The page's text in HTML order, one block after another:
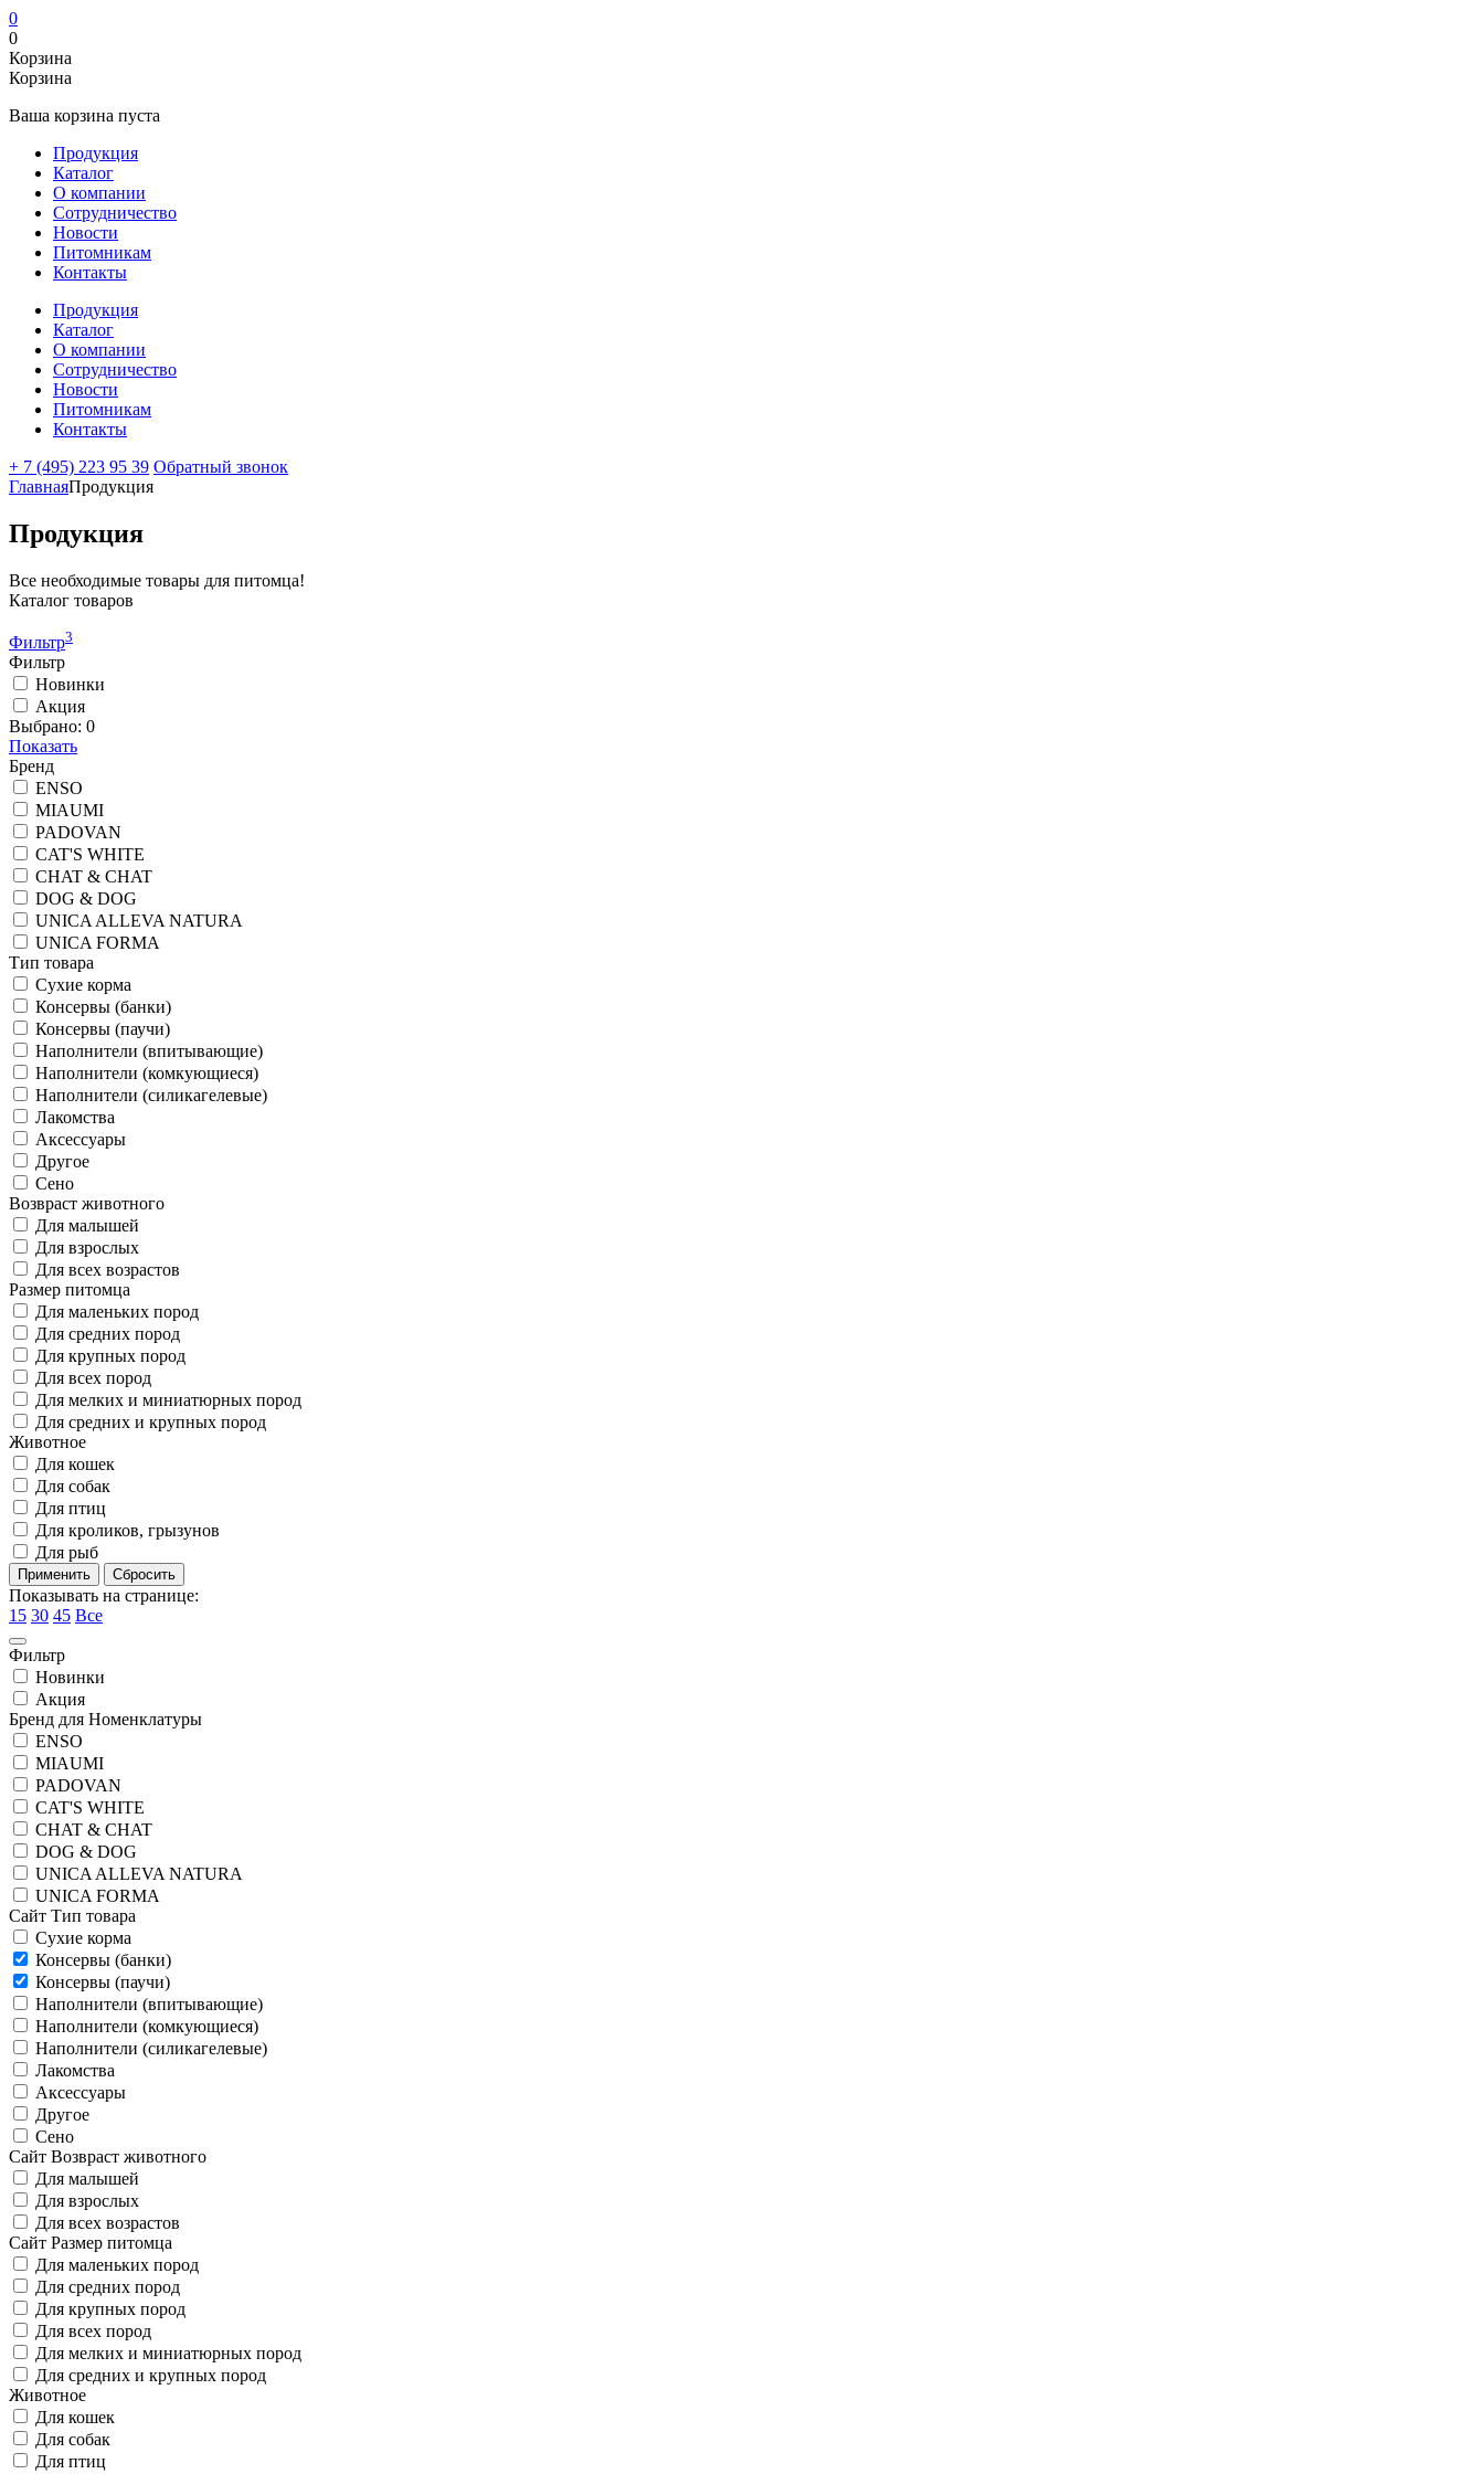
0
0
Корзина
Корзина
Ваша корзина пуста
Продукция
Каталог
О компании
Сотрудничество
Новости
Питомникам
Контакты
Продукция
Каталог
О компании
Сотрудничество
Новости
Питомникам
Контакты
+ 7 (495) 223 95 39 Обратный звонок
ГлавнаяПродукция
Продукция
Все необходимые товары для питомца!
Каталог товаров
Фильтр3
Фильтр
Новинки
Акция
Выбрано: 0
Показать
Бренд
ENSO
MIAUMI
PADOVAN
CAT'S WHITE
CHAT & CHAT
DOG & DOG
UNICA ALLEVA NATURA
UNICA FORMA
Тип товара
Сухие корма
Консервы (банки)
Консервы (паучи)
Наполнители (впитывающие)
Наполнители (комкующиеся)
Наполнители (силикагелевые)
Лакомства
Аксессуары
Другое
Сено
Возвраст животного
Для малышей
Для взрослых
Для всех возрастов
Размер питомца
Для маленьких пород
Для средних пород
Для крупных пород
Для всех пород
Для мелких и миниатюрных пород
Для средних и крупных пород
Животное
Для кошек
Для собак
Для птиц
Для кроликов, грызунов
Для рыб
Показывать на странице:
15 30 45 Все
Фильтр
Новинки
Акция
Бренд для Номенклатуры
ENSO
MIAUMI
PADOVAN
CAT'S WHITE
CHAT & CHAT
DOG & DOG
UNICA ALLEVA NATURA
UNICA FORMA
Сайт Тип товара
Сухие корма
Консервы (банки)
Консервы (паучи)
Наполнители (впитывающие)
Наполнители (комкующиеся)
Наполнители (силикагелевые)
Лакомства
Аксессуары
Другое
Сено
Сайт Возвраст животного
Для малышей
Для взрослых
Для всех возрастов
Сайт Размер питомца
Для маленьких пород
Для средних пород
Для крупных пород
Для всех пород
Для мелких и миниатюрных пород
Для средних и крупных пород
Животное
Для кошек
Для собак
Для птиц